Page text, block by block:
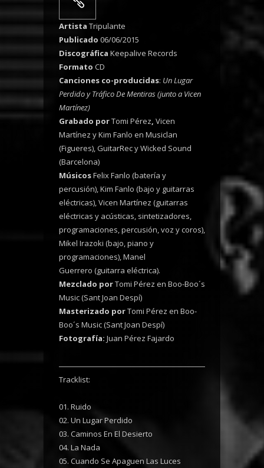
Artista Tripulante
Publicado 06/06/2015
Discográfica Keepalive Records
Formato CD
Canciones co-producidas: Un Lugar
Perdido y Tráfico De Mentiras (junto a Vicen
Martínez)
Grabado porTomi Pérez, Vicen
Martínez y Kim Fanlo en Musiclan
(Figueres), GuitarRec y Wicked Sound
(Barcelona)
MúsicosFelix Fanlo (batería y
percusión), Kim Fanlo (bajo y guitarras
eléctricas), Vicen Martínez (guitarras
eléctricas y acústicas, sintetizadores,
programaciones, percusión, voz y coros),
Mikel Irazoki (bajo, piano y
programaciones), Manel
Guerrero (guitarra eléctrica).
Mezclado porTomi Pérez en Boo-Boo´s
Music (Sant Joan Despí)
Masterizado porTomi Pérez en Boo-
Boo´s Music (Sant Joan Despí)
Fotografía: Juan Pérez Fajardo
Tracklist:
01. Ruido
02. Un Lugar Perdido
03. Caminos En El Desierto
04. La Nada
05. Cuando Se Apaguen Las Luces